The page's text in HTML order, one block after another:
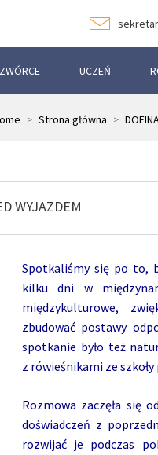
UCZEŃ
> Strona główna >
WYJAZDEM
Spotkaliśmy się po to,
kilku dni w
międzykulturowe,
zbudować postawy
spotkanie było też
z rówieśnikami ze
Rozmowa zaczęła się
doświadczeń z
rozwijać je podczas